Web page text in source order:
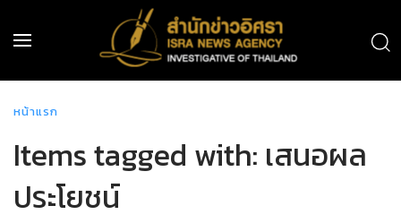
หน้าแรก
Items tagged with: เสนอผล
ประโยชน์